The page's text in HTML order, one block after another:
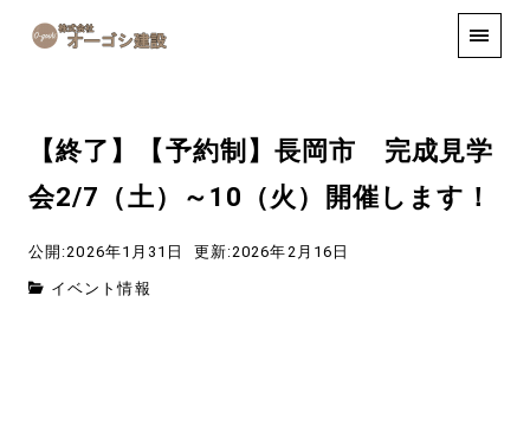
手しごと
【終了】【予約制】長岡市 完成見学
会2/7（土）～10（火）開催します！
公開:2026年1月31日 更新:2026年2月16日
イベント情報